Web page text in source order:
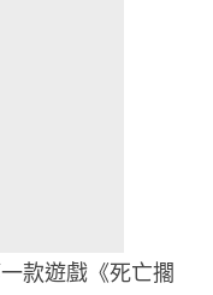
款遊戲《死亡擱